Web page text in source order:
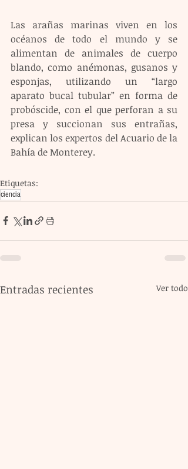
Las arañas marinas viven en los
océanos de todo el mundo y se
alimentan de animales de cuerpo
blando, como anémonas, gusanos y
esponjas, utilizando un “largo
aparato bucal tubular” en forma de
probóscide, con el que perforan a su
presa y succionan sus entrañas,
explican los expertos del Acuario de la
Bahía de Monterey.
Etiquetas:
ciencia
Entradas recientes Ver todo